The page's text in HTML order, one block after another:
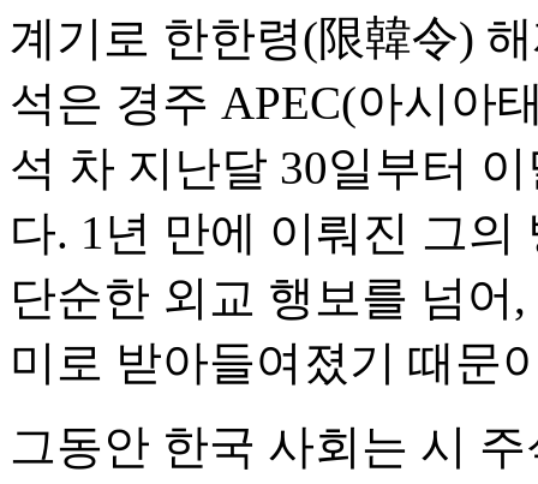
계기로 한한령(限韓令)
석은 경주 APEC(아시아
석 차 지난달 30일부터
다. 1년 만에 이뤄진 그
단순한 외교 행보를 넘어
미로 받아들여졌기 때문
그동안 한국 사회는 시